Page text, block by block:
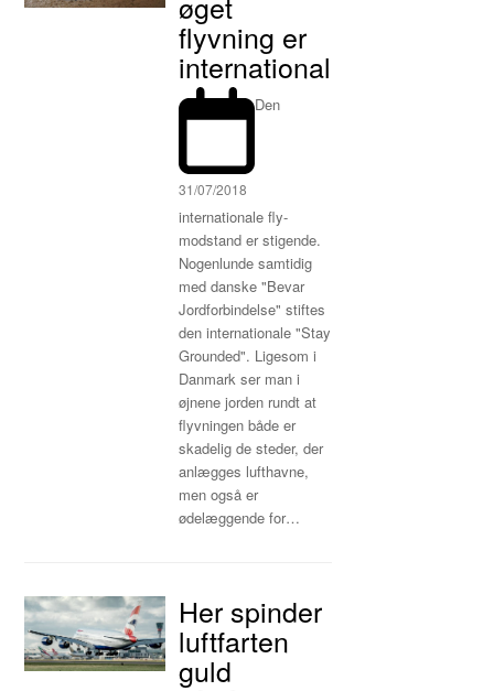
flyvning er
international
31/07/2018
Den
internationale fly-
modstand er stigende.
Nogenlunde samtidig
med danske "Bevar
Jordforbindelse" stiftes
den internationale "Stay
Grounded". Ligesom i
Danmark ser man i
øjnene jorden rundt at
flyvningen både er
skadelig de steder, der
anlægges lufthavne,
men også er
ødelæggende for…
Her spinder
luftfarten
guld